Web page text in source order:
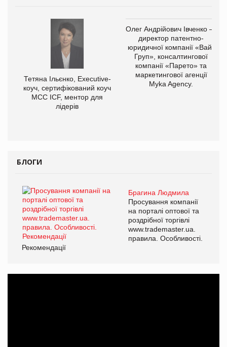
Тетяна Ільєнко, Executive-
коуч, сертифікований коуч
МСС ICF, ментор для
лідерів
Олег Андрійович Івченко —
директор патентно-
юридичної компанії «Вайз
Груп», консалтингової
компанії «Парето» та
маркетингової агенції
Myka Agency.
БЛОГИ
Брагина Людмила
Просування компанії
на порталі оптової та
роздрібної торгівлі
www.trademaster.ua.
правила. Особливості.
Рекомендації